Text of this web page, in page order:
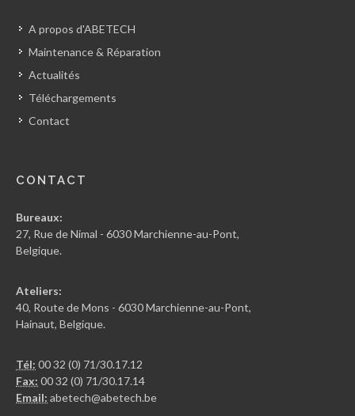
A propos d'ABETECH
Maintenance & Réparation
Actualités
Téléchargements
Contact
CONTACT
Bureaux:
27, Rue de Nimal - 6030 Marchienne-au-Pont,
Belgique.
Ateliers:
40, Route de Mons - 6030 Marchienne-au-Pont,
Hainaut, Belgique.
Tél: 00 32 (0) 71/30.17.12
Fax: 00 32 (0) 71/30.17.14
Email: abetech@abetech.be